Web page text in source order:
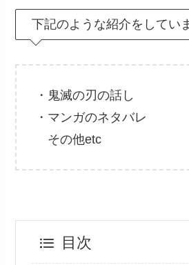
下記のような紹介をしてい
・鬼滅の刃の話し
・マンガのネタバレ
その他etc
目次